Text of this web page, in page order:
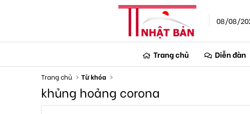
08/08/
Trang chủ Diễn đàn
Trang chủ Từ khóa
khủng hoảng corona